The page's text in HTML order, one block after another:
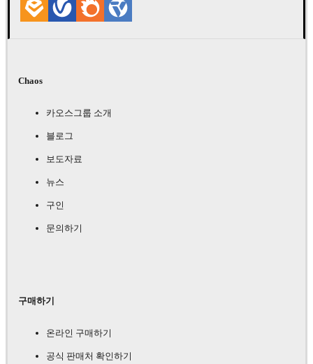
Chaos
카오스그룹 소개
블로그
보도자료
뉴스
구인
문의하기
구매하기
온라인 구매하기
공식 판매처 확인하기